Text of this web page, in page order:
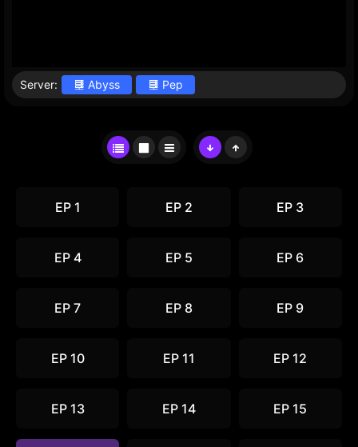
Server: Abyss Pep
EP 1 EP 2 EP 3
EP 4 EP 5 EP 6
EP 7 EP 8 EP 9
EP 10 EP 11 EP 12
EP 13 EP 14 EP 15